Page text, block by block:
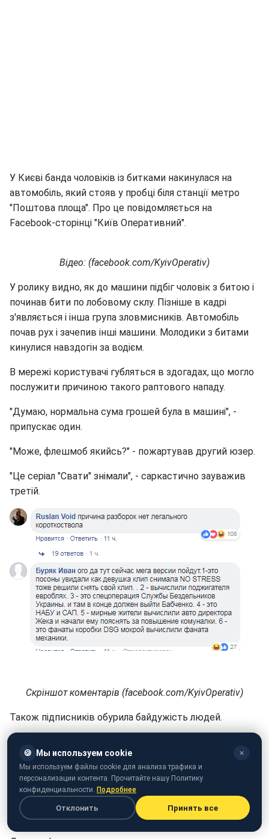
У Києві банда чоловіків із битками накинулася на
автомобіль, який стояв у пробці біля станції метро
"Поштова площа". Про це повідомляється на
Facebook-сторінці "Київ Оперативний".
Відео: (facebook.com/KyivOperativ)
У ролику видно, як до машини підбіг чоловік з битою і
починав бити по лобовому склу. Пізніше в кадрі
з'являється і інша група зловмисників. Автомобіль
почав рух і зачепив інші машини. Молодики з битами
кинулися навздогін за водієм.
В мережі користувачі губляться в здогадах, що могло
послужити причиною такого раптового нападу.
"Думаю, нормальна сума грошей була в машині", -
припускає один.
"Може, флешмоб якийсь?" - пожартував другий юзер.
"Це серіал "Свати" знімали", - саркастично зауважив
третій.
Скріншот коментарів (facebook.com/KyivOperativ)
Також підписників обурила байдужість людей.
байдужість людей. А якщо вам знадобиться допомога,
так само всі будуть дивитися ролик і міркувати про
дев'яності", - прокоментував користувач.
"А автору мабуть складно було зупиниться і
поділиться відео з потерпілим і поліцією", - написав
🍪 Мы используем cookie ✕
Мы используем файлы cookie для анализа трафика и
персонализации контента. Прочитайте нашу Политику
конфиденциальности. Подробнее
Отклонить Принять все